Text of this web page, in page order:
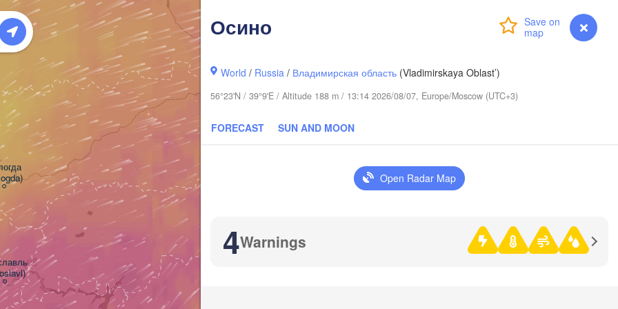
myVentusky Forecast
Осино
World / Russia / Владимирская область (Vladimirskaya Oblast’)
56°23'N / 39°9'E / Altitude 188 m / 13:14 2026/08/07, Europe/Moscow (UTC+3)
FORECAST SUN AND MOON
Open Radar Map
4Warnings
Пермь
(Perm)